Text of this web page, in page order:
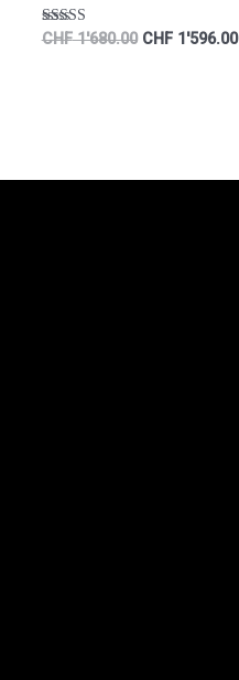
Rated
CHF1'680.00 CHF1'596.00